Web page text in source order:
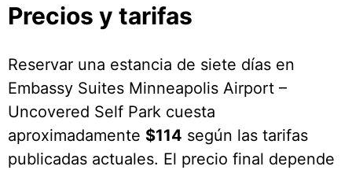
Precios y tarifas
Reservar una estancia de siete días en
Embassy Suites Minneapolis Airport –
Uncovered Self Park cuesta
aproximadamente $114 según las tarifas
publicadas actuales. El precio final depende